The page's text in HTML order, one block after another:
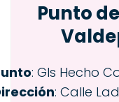
Punto
: Gls Hecho
: Calle